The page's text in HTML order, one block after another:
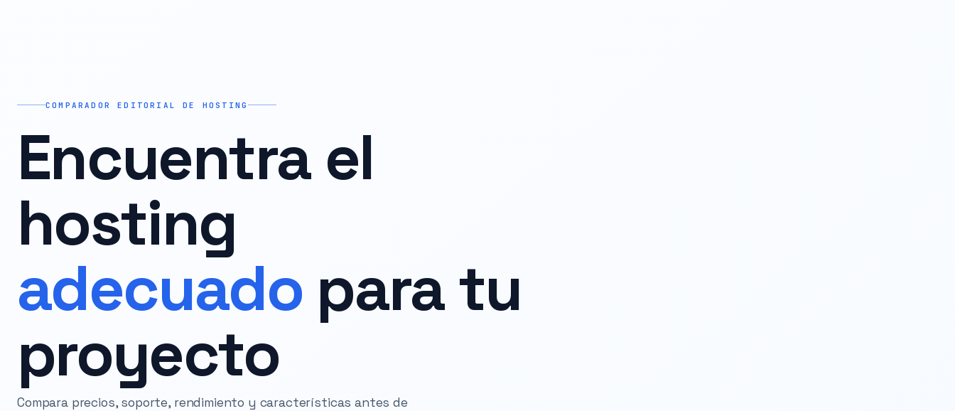
COMPARADOR EDITORIAL DE HOSTING
Encuentra el
hosting
adecuado para tu
proyecto
Compara precios, soporte, rendimiento y características antes de